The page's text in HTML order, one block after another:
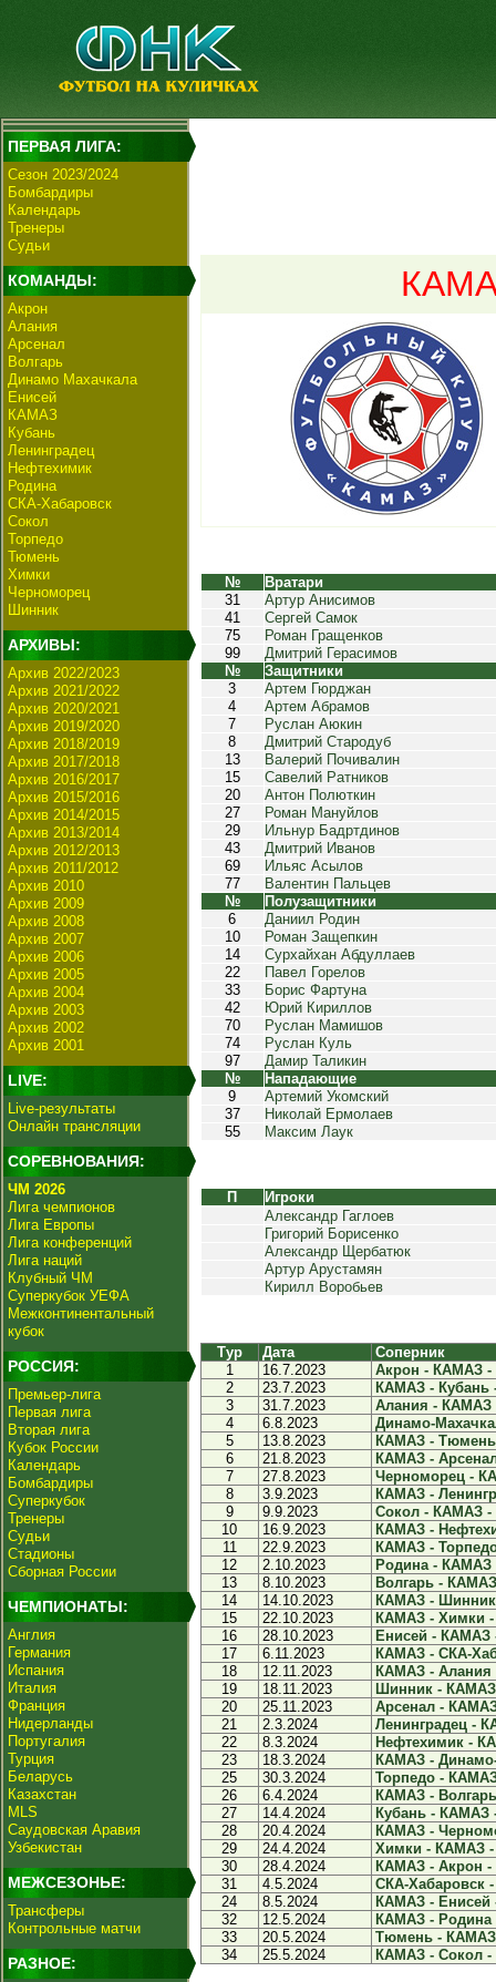
ПЕРВАЯ ЛИГА:
Сезон 2023/2024
Бомбардиры
Календарь
Тренеры
Судьи
КОМАНДЫ:
Акрон
Алания
Арсенал
Волгарь
Динамо Махачкала
Енисей
КАМАЗ
Кубань
Ленинградец
Нефтехимик
Родина
СКА-Хабаровск
Сокол
Торпедо
Тюмень
Химки
Черноморец
Шинник
АРХИВЫ:
Архив 2022/2023
Архив 2021/2022
Архив 2020/2021
Архив 2019/2020
Архив 2018/2019
Архив 2017/2018
Архив 2016/2017
Архив 2015/2016
Архив 2014/2015
Архив 2013/2014
Архив 2012/2013
Архив 2011/2012
Архив 2010
Архив 2009
Архив 2008
Архив 2007
Архив 2006
Архив 2005
Архив 2004
Архив 2003
Архив 2002
Архив 2001
LIVE:
Live-результаты
Онлайн трансляции
СОРЕВНОВАНИЯ:
ЧМ 2026
Лига чемпионов
Лига Европы
Лига конференций
Лига наций
Клубный ЧМ
Суперкубок УЕФА
Межконтинентальный
кубок
РОССИЯ:
Премьер-лига
Первая лига
Вторая лига
Кубок России
Календарь
Бомбардиры
Суперкубок
Тренеры
Судьи
Стадионы
Сборная России
ЧЕМПИОНАТЫ:
Англия
Германия
Испания
Италия
Франция
Нидерланды
Португалия
Турция
Беларусь
Казахстан
MLS
Саудовская Аравия
Узбекистан
МЕЖСЕЗОНЬЕ:
Трансферы
Контрольные матчи
РАЗНОЕ:
№
Вратари
31
Артур Анисимов
41
Сергей Самок
75
Роман Гращенков
99
Дмитрий Герасимов
№
Защитники
3
Артем Гюрджан
4
Артем Абрамов
7
Руслан Аюкин
8
Дмитрий Стародуб
13
Валерий Почивалин
15
Савелий Ратников
20
Антон Полюткин
27
Роман Мануйлов
29
Ильнур Бадртдинов
43
Дмитрий Иванов
69
Ильяс Асылов
77
Валентин Пальцев
№
Полузащитники
6
Даниил Родин
10
Роман Защепкин
14
Сурхайхан Абдуллаев
22
Павел Горелов
33
Борис Фартуна
42
Юрий Кириллов
70
Руслан Мамишов
74
Руслан Куль
97
Дамир Таликин
№
Нападающие
9
Артемий Укомский
37
Николай Ермолаев
55
Максим Лаук
П
Игроки
Александр Гаглоев
Григорий Борисенко
Александр Щербатюк
Артур Арустамян
Кирилл Воробьев
Тур Дата
Соперник
1
16.7.2023
Акрон - КАМАЗ -
2
23.7.2023
КАМАЗ - Кубань
3
31.7.2023
Алания - КАМАЗ
4
6.8.2023
Динамо-
5
13.8.2023
КАМАЗ - Тюмень
6
21.8.2023
КАМАЗ -
7
27.8.2023
Черноморец -
8
3.9.2023
КАМАЗ -
9
9.9.2023
Сокол - КАМАЗ -
10
16.9.2023
КАМАЗ -
11
22.9.2023
КАМАЗ -
12
2.10.2023
Родина - КАМАЗ
13
8.10.2023
Волгарь -
14
14.10.2023
КАМАЗ - Шинник
15
22.10.2023
КАМАЗ - Химки -
16
28.10.2023
Енисей - КАМАЗ
17
6.11.2023
КАМАЗ - СКА-
18
12.11.2023
КАМАЗ - Алания
19
18.11.2023
Шинник - КАМАЗ
20
25.11.2023
Арсенал -
21
2.3.2024
Ленинградец -
22
8.3.2024
Нефтехимик -
23
18.3.2024
КАМАЗ -
25
30.3.2024
Торпедо -
26
6.4.2024
КАМАЗ -
27
14.4.2024
Кубань - КАМАЗ
28
20.4.2024
КАМАЗ -
29
24.4.2024
Химки - КАМАЗ -
30
28.4.2024
КАМАЗ - Акрон -
31
4.5.2024
СКА-Хабаровск
24
8.5.2024
КАМАЗ - Енисей
32
12.5.2024
КАМАЗ - Родина
33
20.5.2024
Тюмень - КАМАЗ
34
25.5.2024 КАМАЗ - Сокол -